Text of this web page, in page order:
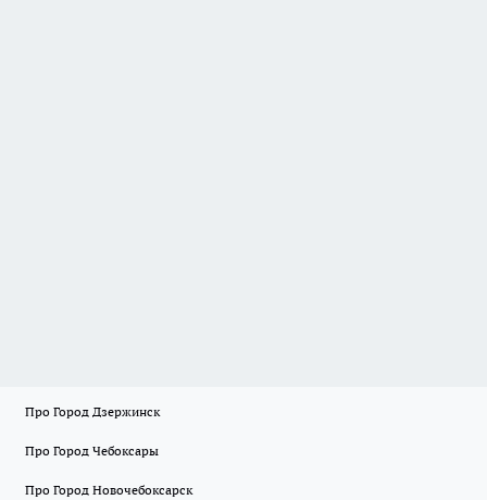
Про Город Дзержинск
Про Город Чебоксары
Про Город Новочебоксарск